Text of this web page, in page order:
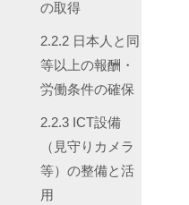
の取得
2.2.2 日本人と同
等以上の報酬・
労働条件の確保
2.2.3 ICT設備
（見守りカメラ
等）の整備と活
用